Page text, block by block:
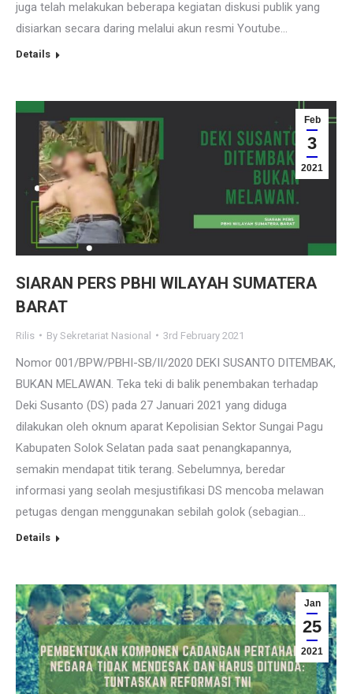
juga telah melakukan beberapa kegiatan diskusi publik yang
disiarkan secara daring melalui akun resmi Youtube…
Details
Feb
3
2021
SIARAN PERS PBHI WILAYAH SUMATERA
BARAT
Rilis By Sekretariat Nasional 3rd February 2021
Nomor 001/BPW/PBHI-SB/II/2020 DEKI SUSANTO DITEMBAK,
BUKAN MELAWAN. Teka teki di balik penembakan terhadap
Deki Susanto (DS) pada 27 Januari 2021 yang diduga
dilakukan oleh oknum aparat Kepolisian Sektor Sungai Pagu
Kabupaten Solok Selatan pada saat penangkapannya,
semakin mendapat titik terang. Sebelumnya, beredar
informasi yang seolah mesjustifikasi DS mencoba melawan
petugas dengan menggunakan sebilah golok (sebagian…
Details
Jan
25
2021